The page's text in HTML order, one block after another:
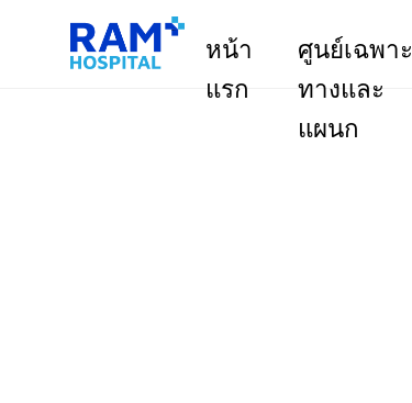
หน้า
แรก
ศูนย์เฉพาะ
ทางและ
แผนก